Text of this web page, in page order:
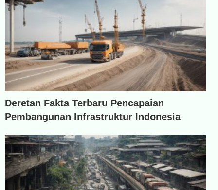
Deretan Fakta Terbaru Pencapaian
Pembangunan Infrastruktur Indonesia